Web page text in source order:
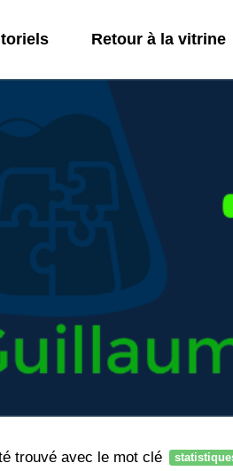
Retour à la vitrine
trouvé avec le mot clé